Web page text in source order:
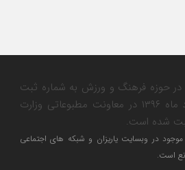
در حوزه فرهنگ و ورزش به شماره ثبت
۷۹۷۶۰ در تاریخ ۲۳ مرداد ماه ۱۳۹۶ در معاونت مطبوعاتی وزارت
شده است.
موجود در وبسایت یاریزان و شبکه های اجتماعی
است.